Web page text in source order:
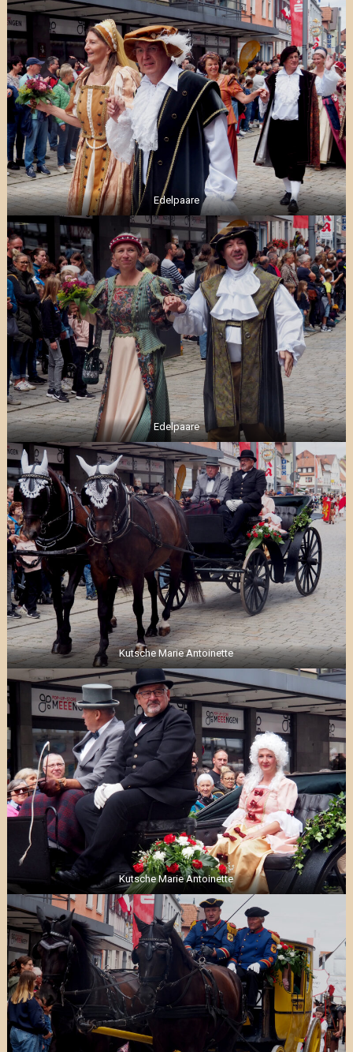
Edelpaare
Edelpaare
Kutsche Marie Antoinette
Kutsche Marie Antoinette